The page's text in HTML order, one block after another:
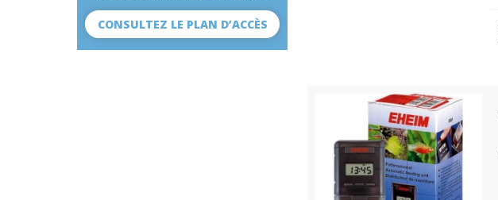
CONSULTEZ LE PLAN D’ACCÈS